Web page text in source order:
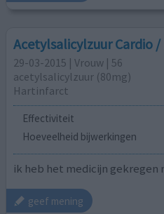
Acetylsalicylzuur Cardio
29-03-2015 | Vrouw | 56
acetylsalicylzuur (80mg)
Hartinfarct
Effectiviteit
Hoeveelheid bijwerkingen
ik heb het medicijn gekregen
geef mening